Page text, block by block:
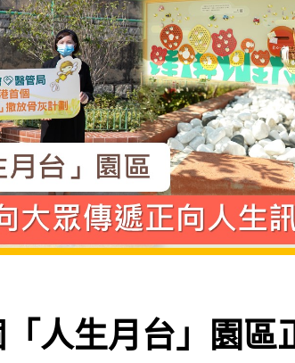
人生月台」園區